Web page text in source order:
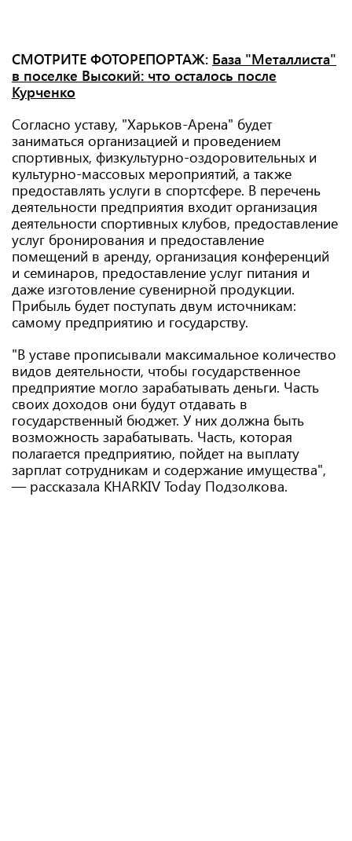
СМОТРИТЕ ФОТОРЕПОРТАЖ: База "Металлиста"
в поселке Высокий: что осталось после
Курченко
Согласно уставу, "Харьков-Арена" будет
заниматься организацией и проведением
спортивных, физкультурно-оздоровительных и
культурно-массовых мероприятий, а также
предоставлять услуги в спортсфере. В перечень
деятельности предприятия входит организация
деятельности спортивных клубов, предоставление
услуг бронирования и предоставление
помещений в аренду, организация конференций
и семинаров, предоставление услуг питания и
даже изготовление сувенирной продукции.
Прибыль будет поступать двум источникам:
самому предприятию и государству.
"В уставе прописывали максимальное количество
видов деятельности, чтобы государственное
предприятие могло зарабатывать деньги. Часть
своих доходов они будут отдавать в
государственный бюджет. У них должна быть
возможность зарабатывать. Часть, которая
полагается предприятию, пойдет на выплату
зарплат сотрудникам и содержание имущества",
— рассказала KHARKIV Today Подзолкова.